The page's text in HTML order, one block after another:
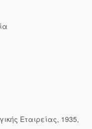
Εταιρείας, 1935,